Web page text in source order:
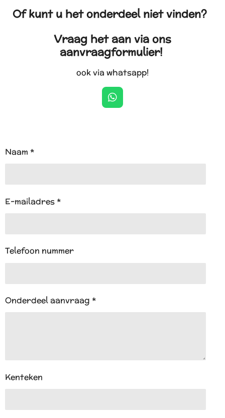
Of kunt u het onderdeel niet vinden?
Vraag het aan via ons
aanvraagformulier!
ook via whatsapp!
W
h
Naam *
E-mailadres *
Telefoon nummer
Onderdeel aanvraag *
Kenteken